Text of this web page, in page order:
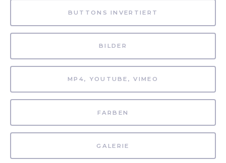
BUTTONS INVERTIERT
BILDER
MP4, YOUTUBE, VIMEO
FARBEN
GALERIE